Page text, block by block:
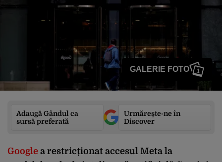
GALERIE FOTO 1
Adaugă Gândul ca
sursă preferată
Urmărește-ne în
Discover
Google a restricționat accesul Meta la